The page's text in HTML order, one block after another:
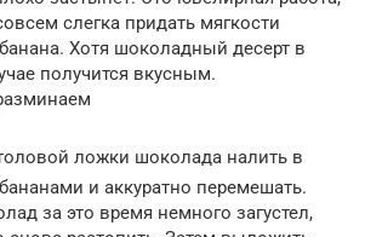
слегка придать мягкости
Хотя шоколадный десерт в
получится вкусным.
ложки шоколада налить в
и аккуратно перемешать.
за это время немного загустел,